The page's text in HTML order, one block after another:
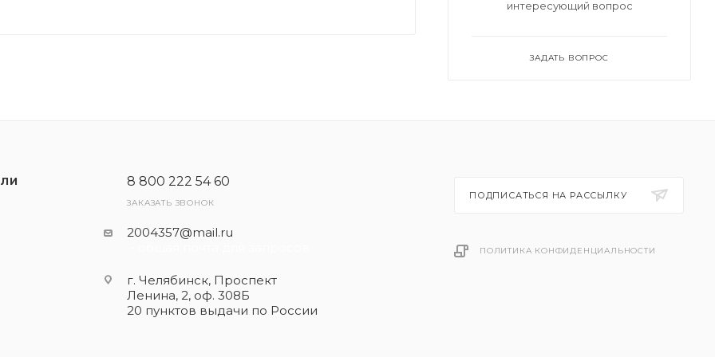
одобрение VAG, поэтому его использование
интересующий вопрос
ЗАДАТЬ ВОПРОС
8 800 222 54 60
ЗАКАЗАТЬ ЗВОНОК
2004357@mail.ru
г. Челябинск, Проспект
Ленина, 2, оф. 308Б
20 пунктов выдачи по России
ПОДПИСАТЬСЯ НА РАССЫЛКУ
ПОЛИТИКА КОНФИДЕНЦИАЛЬНОСТИ